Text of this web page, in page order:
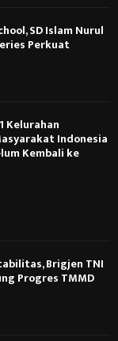
SD Islam Nurul
Perkuat
Kelurahan
Indonesia
Kembali ke
Brigjen TNI
Progres TMMD